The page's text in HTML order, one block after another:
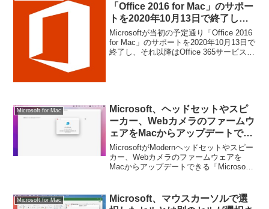
「Office 2016 for Mac」のサポー
トを2020年10月13日で終了し、
それ以降はOffice 365サービスへ
の接続にも影響。
Microsoftが当初の予定通り「Office 2016
for Mac」のサポートを2020年10月13日で
終了し、それ以降はOffice 365サービスへ
Microsoft for Mac
Microsoft、ヘッドセットやスピ
ーカー、Webカメラのファームウ
ェアをMacからアップデートでき
る「Microsoft Accessory
Updater」をMac App Storeでリ
リース。
MicrosoftがModernヘッドセットやスピー
カー、Webカメラのファームウェアを
Macからアップデートできる「Microsoft
Microsoft for Mac
Microsoft、マウスカーソルで選